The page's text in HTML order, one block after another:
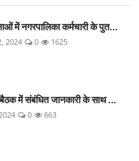
में नगरपालिका कर्मचारी के पुत...
2024 0 1625
में संबंधित जानकारी के साथ ...
0 663